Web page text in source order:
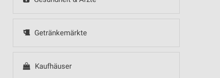
Getränkemärkte
Kaufhäuser